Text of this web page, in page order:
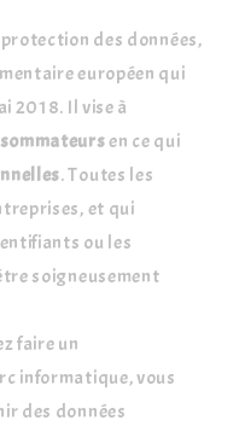
des données,
européen qui
2018. Il vise à
en ce qui
. Toutes les
et qui
ou les
soigneusement
faire un
informatique, vous
des données